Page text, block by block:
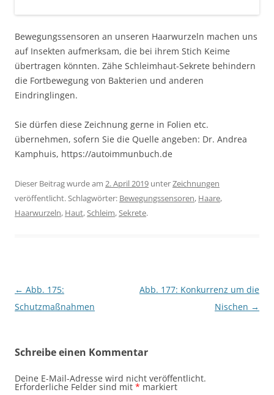
Bewegungssensoren an unseren Haarwurzeln machen uns
auf Insekten aufmerksam, die bei ihrem Stich Keime
übertragen könnten. Zähe Schleimhaut-Sekrete behindern
die Fortbewegung von Bakterien und anderen
Eindringlingen.
Sie dürfen diese Zeichnung gerne in Folien etc.
übernehmen, sofern Sie die Quelle angeben: Dr. Andrea
Kamphuis, https://autoimmunbuch.de
Dieser Beitrag wurde am 2. April 2019 unterZeichnungen
veröffentlicht. Schlagwörter: Bewegungssensoren, Haare,
Haarwurzeln, Haut,Schleim,Sekrete.
Beitragsnavigation
← Abb. 175:
Schutzmaßnahmen
Abb. 177: Konkurrenz um die
Nischen →
Schreibe einen Kommentar
Deine E-Mail-Adresse wird nicht veröffentlicht.
Erforderliche Felder sind mit * markiert